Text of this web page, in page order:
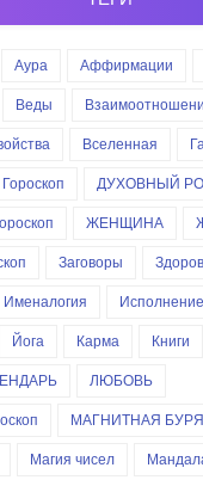
Аура Аффирмации
Веды
Вселенная
Гороскоп ДУХОВНЫЙ
ЖЕНЩИНА
Заговоры
Именалогия
Йога Карма Книги
ЛЮБОВЬ
МАГНИТНАЯ БУРЯ
Магия чисел